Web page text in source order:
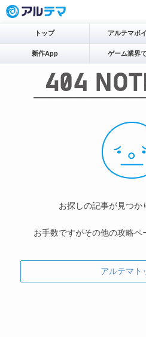
トップ アルテマポ
新作App ゲーム業界
お探しの記事が見つか
お手数ですがその他の攻略ペ
アルテマト